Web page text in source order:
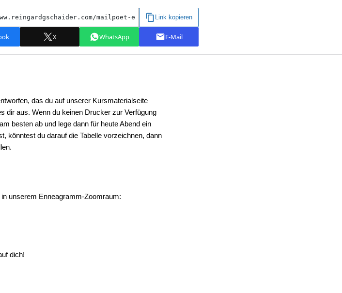
das du auf unserer Kursmaterialseite
dir aus. Wenn du keinen Drucker zur Verfügung
besten ab und lege dann für heute Abend ein
könntest du darauf die Tabelle vorzeichnen, dann
unserem Enneagramm-Zoomraum:
dich!